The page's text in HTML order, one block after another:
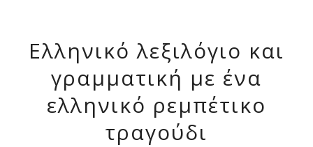
Ελληνικό λεξιλόγιο και
γραμματική με ένα
ελληνικό ρεμπέτικο
τραγούδι